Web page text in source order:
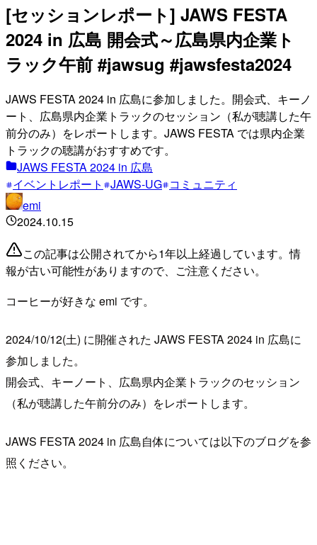
[セッションレポート] JAWS FESTA
2024 in 広島 開会式～広島県内企業ト
ラック午前 #jawsug #jawsfesta2024
JAWS FESTA 2024 in 広島に参加しました。開会式、キーノ
ート、広島県内企業トラックのセッション（私が聴講した午
前分のみ）をレポートします。JAWS FESTA では県内企業
トラックの聴講がおすすめです。
JAWS FESTA 2024 in 広島
イベントレポート
JAWS-UG コミュニティ
emi
2024.10.15
この記事は公開されてから1年以上経過しています。情
報が古い可能性がありますので、ご注意ください。
コーヒーが好きな emi です。
2024/10/12(土) に開催された JAWS FESTA 2024 in 広島に
参加しました。
開会式、キーノート、広島県内企業トラックのセッション
（私が聴講した午前分のみ）をレポートします。
JAWS FESTA 2024 in 広島自体については以下のブログを参
照ください。